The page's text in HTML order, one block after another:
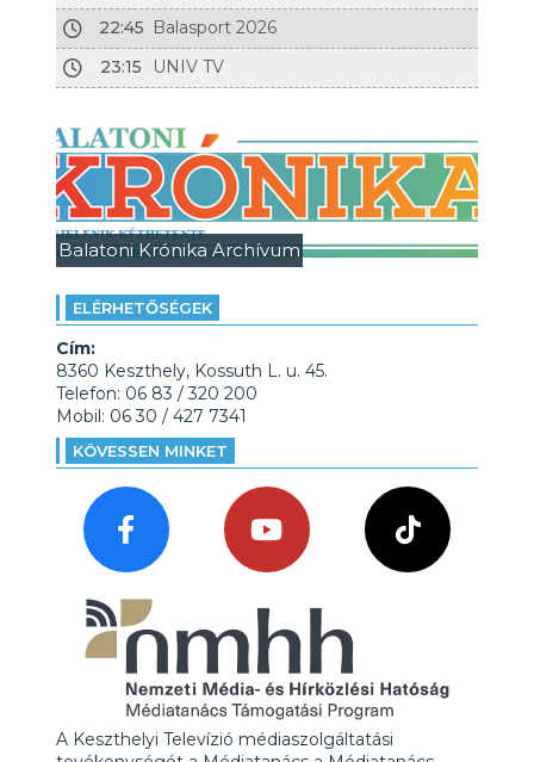
22:45 Balasport 2026
23:15
UNIV TV
Balatoni Krónika Archívum
ELÉRHETŐSÉGEK
Cím:
8360 Keszthely, Kossuth L. u. 45.
Telefon: 06 83 / 320 200
Mobil: 06 30 / 427 7341
KÖVESSEN MINKET
A Keszthelyi Televízió médiaszolgáltatási